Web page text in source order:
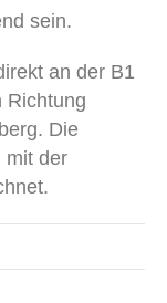
sein.
an der B1
Richtung
Die
mit der